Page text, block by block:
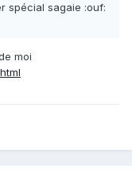
spécial sagaie :ouf:
moi